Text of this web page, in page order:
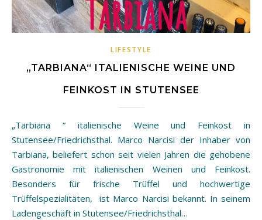
LIFESTYLE
„TARBIANA“ ITALIENISCHE WEINE UND
FEINKOST IN STUTENSEE
„Tarbiana “ italienische Weine und Feinkost in
Stutensee/Friedrichsthal. Marco Narcisi der Inhaber von
Tarbiana, beliefert schon seit vielen Jahren die gehobene
Gastronomie mit italienischen Weinen und Feinkost.
Besonders für frische Trüffel und hochwertige
Trüffelspezialitäten, ist Marco Narcisi bekannt. In seinem
Ladengeschäft in Stutensee/Friedrichsthal…